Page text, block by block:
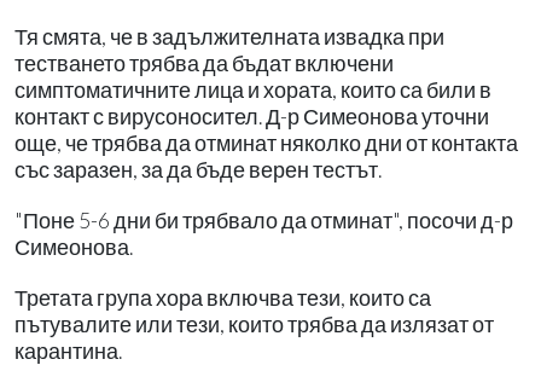
Тя смята, че в задължителната извадка при
тестването трябва да бъдат включени
симптоматичните лица и хората, които са били в
контакт с вирусоносител. Д-р Симеонова уточни
още, че трябва да отминат няколко дни от контакта
със заразен, за да бъде верен тестът.
"Поне 5-6 дни би трябвало да отминат", посочи д-р
Симеонова.
Третата група хора включва тези, които са
пътувалите или тези, които трябва да излязат от
карантина.